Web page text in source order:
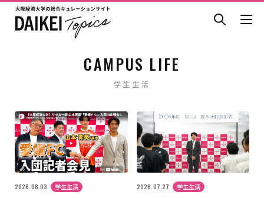
CAMPUS LIFE
学生生活
2026.08.03 学生生活 2026.07.27 学生生活